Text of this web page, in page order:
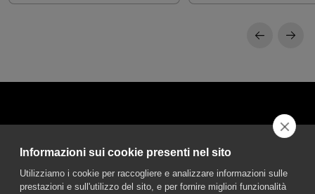
50013 Campi Bisenzio Firenze - Italy
Informazioni sui cookie presenti nel sito
Utilizziamo i cookie per raccogliere e analizzare informazioni sulle
prestazioni e sull'utilizzo del sito, e per fornire migliori funzionalità